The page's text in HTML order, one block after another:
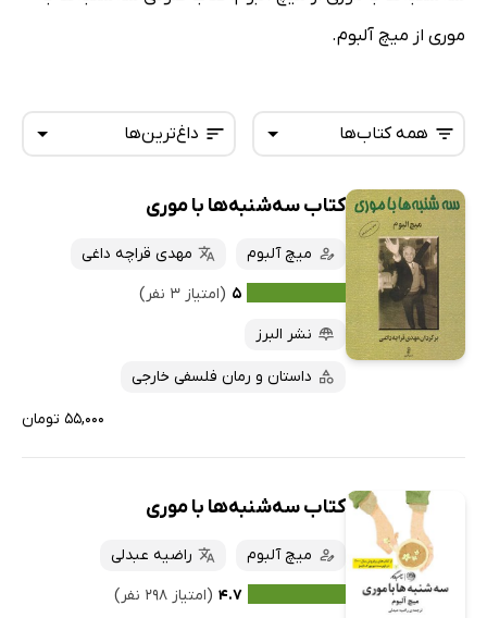
موری از میچ آلبوم.
داغ‌ترین‌ها
تازه‌ها
داغ‌ترین‌ها
پرفروش‌ها
ارزان ترین‌ها
همه کتاب‌ها
همه کتاب‌ها
کتاب‌های صوتی
کتاب‌های متنی
کتاب سه‌شنبه‌ها با موری
میچ آلبوم
مهدی قراچه داغی
۵ (امتیاز ۳ نفر)
نشر البرز
داستان و رمان فلسفی خارجی
۵۵,۰۰۰ تومان
کتاب سه‌شنبه‌ها با موری
میچ آلبوم
راضیه عبدلی
۴.۷ (امتیاز ۲۹۸ نفر)